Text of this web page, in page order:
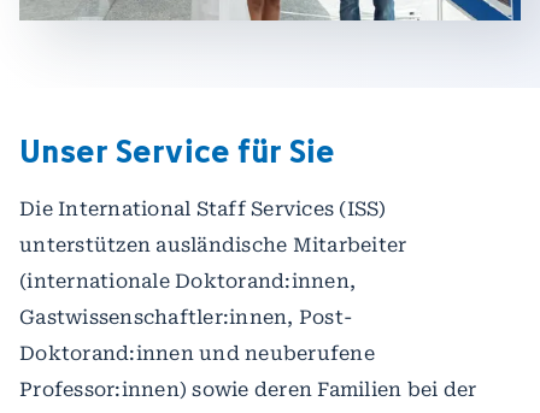
Unser Service für Sie
Die International Staff Services (ISS)
unterstützen ausländische Mitarbeiter
(internationale Doktorand:innen,
Gastwissenschaftler:innen, Post-
Doktorand:innen und neuberufene
Professor:innen) sowie deren Familien bei der